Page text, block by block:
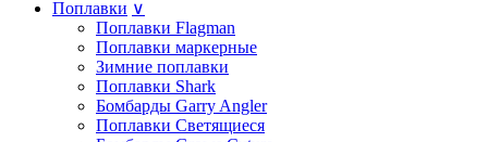
Поплавки ∨
Поплавки Flagman
Поплавки маркерные
Зимние поплавки
Поплавки Shark
Бомбарды Garry Angler
Поплавки Светящиеся